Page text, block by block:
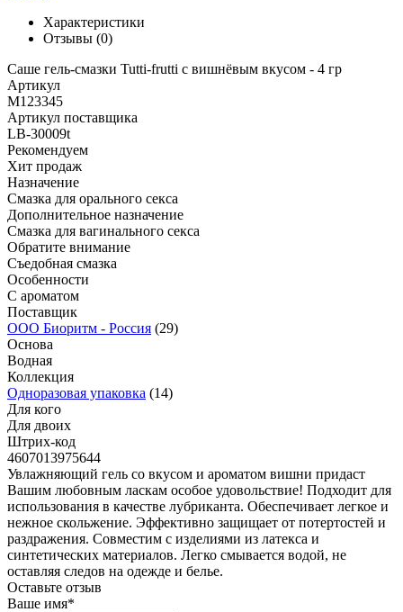
Характеристики
Отзывы (0)
Саше гель-смазки Tutti-frutti с вишнёвым вкусом - 4 гр
Артикул
M123345
Артикул поставщика
LB-30009t
Рекомендуем
Хит продаж
Назначение
Смазка для орального секса
Дополнительное назначение
Смазка для вагинального секса
Обратите внимание
Съедобная смазка
Особенности
С ароматом
Поставщик
ООО Биоритм - Россия (29)
Основа
Водная
Коллекция
Одноразовая упаковка (14)
Для кого
Для двоих
Штрих-код
4607013975644
Увлажняющий гель со вкусом и ароматом вишни придаст
Вашим любовным ласкам особое удовольствие! Подходит для
использования в качестве лубриканта. Обеспечивает легкое и
нежное скольжение. Эффективно защищает от потертостей и
раздражения. Совместим с изделиями из латекса и
синтетических материалов. Легко смывается водой, не
оставляя следов на одежде и белье.
Оставьте отзыв
Ваше имя*